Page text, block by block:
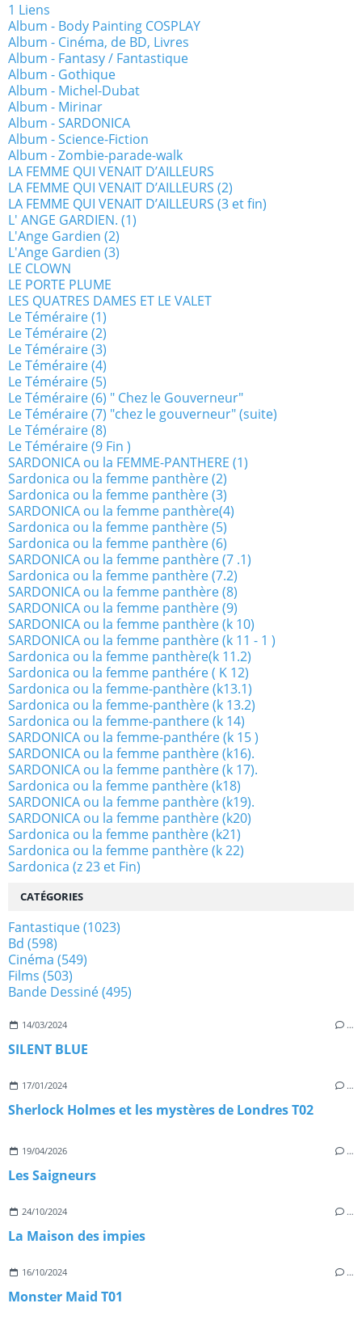
14/03/2024 …
SILENT BLUE
17/01/2024 …
Sherlock Holmes et les mystères de Londres T02
19/04/2026 …
Les Saigneurs
24/10/2024 …
La Maison des impies
16/10/2024 …
Monster Maid T01
1 Liens
Album - Body Painting COSPLAY
Album - Cinéma, de BD, Livres
Album - Fantasy / Fantastique
Album - Gothique
Album - Michel-Dubat
Album - Mirinar
Album - SARDONICA
Album - Science-Fiction
Album - Zombie-parade-walk
LA FEMME QUI VENAIT D’AILLEURS
LA FEMME QUI VENAIT D’AILLEURS (2)
LA FEMME QUI VENAIT D’AILLEURS (3 et fin)
L' ANGE GARDIEN. (1)
L'Ange Gardien (2)
L'Ange Gardien (3)
LE CLOWN
LE PORTE PLUME
LES QUATRES DAMES ET LE VALET
Le Téméraire (1)
Le Téméraire (2)
Le Téméraire (3)
Le Téméraire (4)
Le Téméraire (5)
Le Téméraire (6) " Chez le Gouverneur"
Le Téméraire (7) "chez le gouverneur" (suite)
Le Téméraire (8)
Le Téméraire (9 Fin )
SARDONICA ou la FEMME-PANTHERE (1)
Sardonica ou la femme panthère (2)
Sardonica ou la femme panthère (3)
SARDONICA ou la femme panthère(4)
Sardonica ou la femme panthère (5)
Sardonica ou la femme panthère (6)
SARDONICA ou la femme panthère (7 .1)
Sardonica ou la femme panthère (7.2)
SARDONICA ou la femme panthère (8)
SARDONICA ou la femme panthère (9)
SARDONICA ou la femme panthère (k 10)
SARDONICA ou la femme panthère (k 11 - 1 )
Sardonica ou la femme panthère(k 11.2)
Sardonica ou la femme panthére ( K 12)
Sardonica ou la femme-panthère (k13.1)
Sardonica ou la femme-panthère (k 13.2)
Sardonica ou la femme-panthere (k 14)
SARDONICA ou la femme-panthére (k 15 )
SARDONICA ou la femme panthère (k16).
SARDONICA ou la femme panthère (k 17).
Sardonica ou la femme panthère (k18)
SARDONICA ou la femme panthère (k19).
SARDONICA ou la femme panthère (k20)
Sardonica ou la femme panthère (k21)
Sardonica ou la femme panthère (k 22)
Sardonica (z 23 et Fin)
CATÉGORIES
Fantastique(1023)
Bd (598)
Cinéma (549)
Films (503)
Bande Dessiné(495)